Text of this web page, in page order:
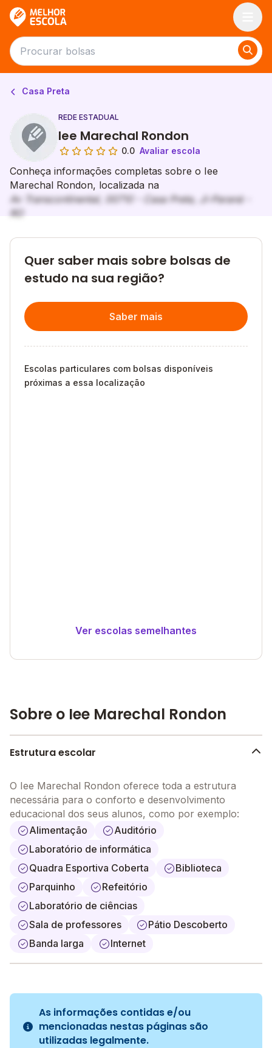
Casa Preta
REDE ESTADUAL
Iee Marechal Rondon
0.0 Avaliar escola
Conheça informações completas sobre o Iee
Marechal Rondon, localizada na
Av Transcontinental, 00710 - Casa Preta, Ji-Paraná -
RO
Quer saber mais sobre bolsas de
estudo na sua região?
Saber mais
Escolas particulares com bolsas disponíveis
próximas a essa localização
Ver escolas semelhantes
Sobre o Iee Marechal Rondon
Estrutura escolar
O Iee Marechal Rondon oferece toda a estrutura
necessária para o conforto e desenvolvimento
educacional dos seus alunos, como por exemplo:
Alimentação
Auditório
Laboratório de informática
Quadra Esportiva Coberta
Biblioteca
Parquinho
Refeitório
Laboratório de ciências
Sala de professores
Pátio Descoberto
Banda larga
Internet
As informações contidas e/ou
mencionadas nestas páginas são
utilizadas legalmente.